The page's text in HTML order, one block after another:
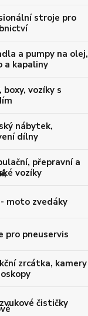
stroje pro
a pumpy na olej,
a kapaliny
boxy, vozíky s
nábytek,
dílny
přepravní a
vozíky
moto zvedáky
pro pneuservis
zrcátka, kamery
čističky